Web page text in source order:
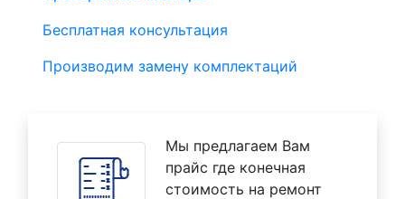
Бесплатная консультация
Производим замену комплектаций
Мы предлагаем Вам
прайс где конечная
стоимость на ремонт